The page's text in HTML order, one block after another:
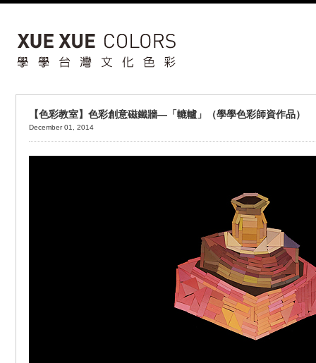
【色彩教室】色彩創意磁鐵牆—「轆轤」（學學色彩師資作品）
December 01, 2014